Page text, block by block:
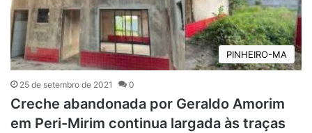
PINHEIRO-MA
25 de setembro de 2021 0
Creche abandonada por Geraldo Amorim
em Peri-Mirim continua largada às traças